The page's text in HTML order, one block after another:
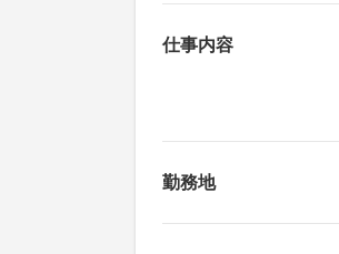
仕事内容
勤務地